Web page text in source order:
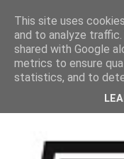
This site uses
and to analyze traffic.
shared with Google
metrics to ensure
statistics, and to